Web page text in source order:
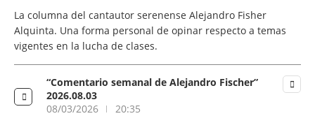
La columna del cantautor serenense Alejandro Fisher
Alquinta. Una forma personal de opinar respecto a temas
vigentes en la lucha de clases.
“Comentario semanal de Alejandro Fischer”
2026.08.03
08/03/2026
20:35